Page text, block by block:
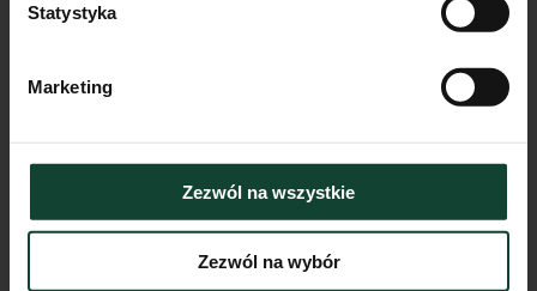
Statystyka
Marketing
Zezwól na wszystkie
Zezwól na wybór